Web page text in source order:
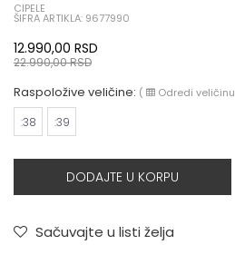
CIPELE
ŠIFRA ARTIKLA: 9677990
12.990,00 RSD
22.990,00RSD
Raspoložive veličine: ( Odredi veličinu
:38 :39
DODAJTE U KORPU
Sačuvajte u listi želja